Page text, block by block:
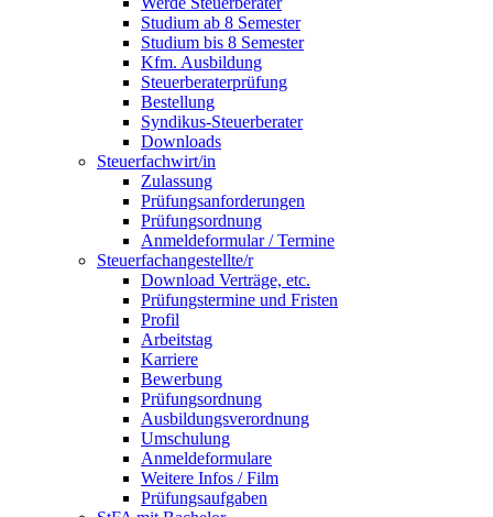
Studium ab 8 Semester
Studium bis 8 Semester
Kfm. Ausbildung
Steuerberaterprüfung
Bestellung
Syndikus-Steuerberater
Downloads
Steuerfachwirt/in
Zulassung
Prüfungsanforderungen
Prüfungsordnung
Anmeldeformular / Termine
Steuerfachangestellte/r
Download Verträge, etc.
Prüfungstermine und Fristen
Profil
Arbeitstag
Karriere
Bewerbung
Prüfungsordnung
Ausbildungsverordnung
Umschulung
Anmeldeformulare
Weitere Infos / Film
Prüfungsaufgaben